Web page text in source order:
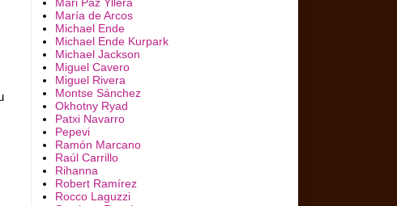
María de Arcos
Michael Ende
Michael Ende Kurpark
Michael Jackson
Miguel Cavero
Miguel Rivera
Montse Sánchez
Okhotny Ryad
Patxi Navarro
Pepevi
Ramón Marcano
Raúl Carrillo
Rihanna
Robert Ramírez
Rocco Laguzzi